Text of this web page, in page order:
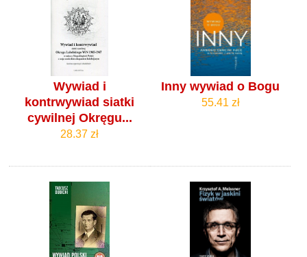
Wywiad i
kontrwywiad siatki
cywilnej Okręgu...
28.37 zł
Inny wywiad o Bogu
55.41 zł